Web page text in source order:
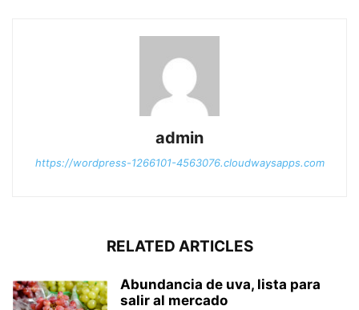
admin
https://wordpress-1266101-4563076.cloudwaysapps.com
RELATED ARTICLES
Abundancia de uva, lista para
salir al mercado